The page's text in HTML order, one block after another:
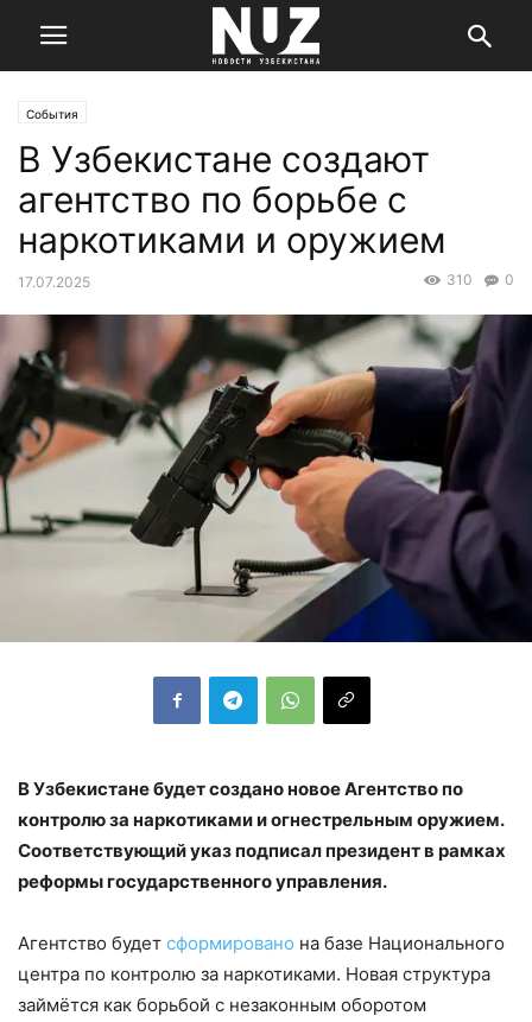
События
В Узбекистане создают
агентство по борьбе с
наркотиками и оружием
17.07.2025 0
310
В Узбекистане будет создано новое Агентство по
контролю за наркотиками и огнестрельным оружием.
Соответствующий указ подписал президент в рамках
реформы государственного управления.
Агентство будет сформировано на базе Национального
центра по контролю за наркотиками. Новая структура
займётся как борьбой с незаконным оборотом